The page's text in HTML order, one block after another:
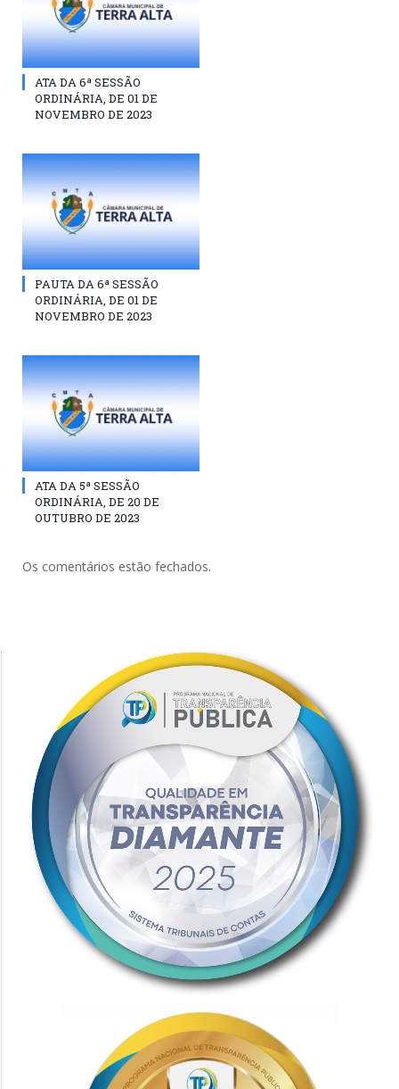
ATA DA 6ª SESSÃO
ORDINÁRIA, DE 01 DE
NOVEMBRO DE 2023
PAUTA DA 6ª SESSÃO
ORDINÁRIA, DE 01 DE
NOVEMBRO DE 2023
ATA DA 5ª SESSÃO
ORDINÁRIA, DE 20 DE
OUTUBRO DE 2023
Os comentários estão fechados.